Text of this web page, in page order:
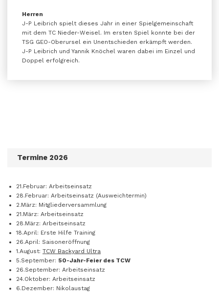
Herren
J-P Leibrich spielt dieses Jahr in einer Spielgemeinschaft
mit dem TC Nieder-Weisel. Im ersten Spiel konnte bei der
TSG GEO-Oberursel ein Unentschieden erkämpft werden.
J-P Leibrich und Yannik Knöchel waren dabei im Einzel und
Doppel erfolgreich.
Termine 2026
21.Februar: Arbeitseinsatz
28.Februar: Arbeitseinsatz (Ausweichtermin)
2.März: Mitgliederversammlung
21.März: Arbeitseinsatz
28.März: Arbeitseinsatz
18.April: Erste Hilfe Training
26.April: Saisoneröffnung
1.August: TCW Backyard Ultra
5.September: 50-Jahr-Feier des TCW
26.September: Arbeitseinsatz
24.Oktober: Arbeitseinsatz
6.Dezember: Nikolaustag